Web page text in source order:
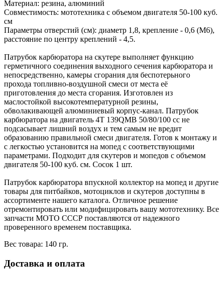
Материал: резина, алюминий
Совместимость: мототехника с объемом двигателя 50-100 куб.
см
Параметры отверстий (см): диаметр 1,8, крепление - 0,6 (М6),
расстояние по центру креплений - 4,5.
Патрубок карбюратора на скутере выполняет функцию
герметичного соединения выходного сечения карбюратора и
непосредственно, камеры сгорания для беспотерьного
прохода топливно-воздушной смеси от места её
приготовления до места сгорания. Изготовлен из
маслостойкой высокотемпературной резины,
обволакивающей алюминиевый корпус-канал. Патрубок
карбюратора на двигатель 4Т 139QMB 50/80/100 cc не
подсасывает лишний воздух и тем самым не вредит
образованию правильной смеси двигателя. Готов к монтажу и
с легкостью установится на мопед с соответствующими
параметрами. Подходит для скутеров и мопедов с объемом
двигателя 50-100 куб. см. Сосок 1 шт.
Патрубок карбюратора впускной коллектор на мопед и другие
товары для питбайков, мотоциклов и скутеров доступны в
ассортименте нашего каталога. Отличное решение
отремонтировать или модифицировать вашу мототехнику. Все
запчасти МОТО СССР поставляются от надежного
проверенного временем поставщика.
Вес товара: 140 гр.
Доставка и оплата